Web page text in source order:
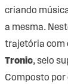
criando
a mesma.
trajetória com
Tronic, selo
Composto